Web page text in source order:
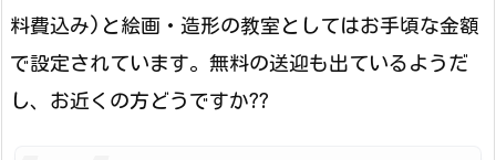
料費込み)と絵画・造形の教室としてはお手頃な金額
で設定されています。無料の送迎も出ているようだ
し、お近くの方どうですか??